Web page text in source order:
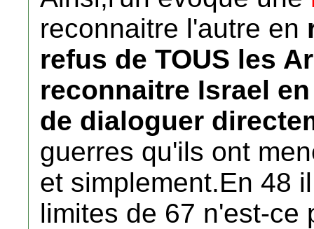
reconnaitre l'autre en
refus de TOUS les
reconnaitre Israel
de dialoguer
guerres qu'ils ont
et simplement.En 48
limites de 67 n'est-ce